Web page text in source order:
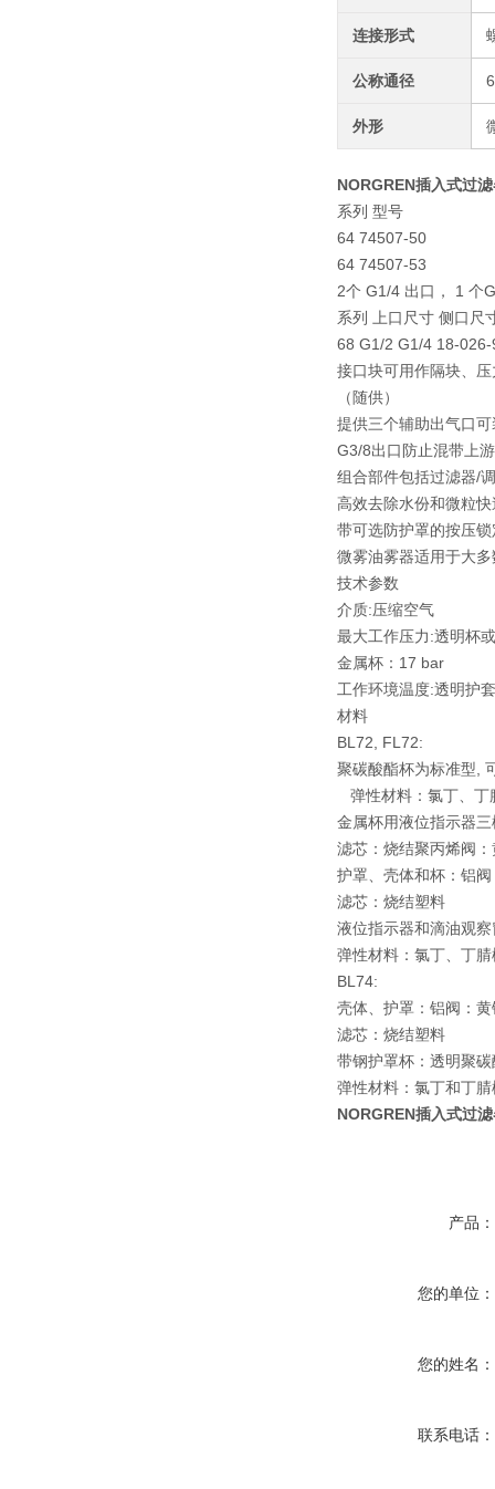
连接形式
公称通径
外形
NORGREN插入式过
系列 型号
64 74507-50
64 74507-53
2个 G1/4 出口， 1 个
系列 上口尺寸 侧口尺
68 G1/2 G1/4 18-026-
接口块可用作隔块、
（随供）
提供三个辅助出气口
G3/8出口防止混带上
组合部件包括过滤器/
高效去除水份和微粒
带可选防护罩的按压
微雾油雾器适用于大
技术参数
介质:压缩空气
最大工作压力:透明杯
金属杯：17 bar
工作环境温度:透明护
材料
BL72, FL72:
聚碳酸酯杯为标准型,
弹性材料：氯丁、丁
金属杯用液位指示器
滤芯：烧结聚丙烯阀
护罩、壳体和杯：铝
滤芯：烧结塑料
液位指示器和滴油观
弹性材料：氯丁、丁腈
BL74:
壳体、护罩：铝阀：黄
滤芯：烧结塑料
带钢护罩杯：透明聚
弹性材料：氯丁和丁腈
NORGREN插入式过
产品：
您的单位：
您的姓名：
联系电话：